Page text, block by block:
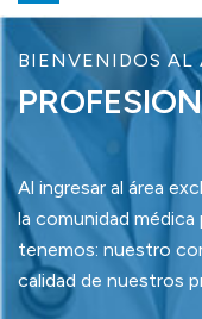
BIENVENIDOS AL
Al ingresar al área
la comunidad
tenemos: nuestro
calidad de nuestros